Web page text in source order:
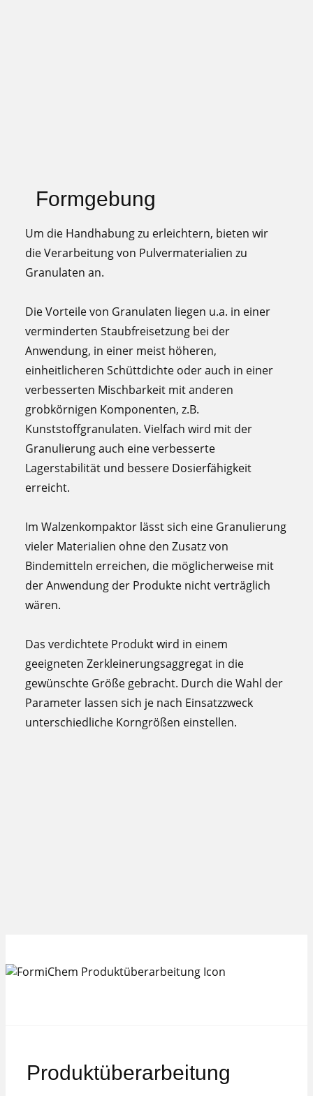
Formgebung
Um die Handhabung zu erleichtern, bieten wir
die Verarbeitung von Pulvermaterialien zu
Granulaten an.
Die Vorteile von Granulaten liegen u.a. in einer
verminderten Staubfreisetzung bei der
Anwendung, in einer meist höheren,
einheitlicheren Schüttdichte oder auch in einer
verbesserten Mischbarkeit mit anderen
grobkörnigen Komponenten, z.B.
Kunststoffgranulaten. Vielfach wird mit der
Granulierung auch eine verbesserte
Lagerstabilität und bessere Dosierfähigkeit
erreicht.
Im Walzenkompaktor lässt sich eine Granulierung
vieler Materialien ohne den Zusatz von
Bindemitteln erreichen, die möglicherweise mit
der Anwendung der Produkte nicht verträglich
wären.
Das verdichtete Produkt wird in einem
geeigneten Zerkleinerungsaggregat in die
gewünschte Größe gebracht. Durch die Wahl der
Parameter lassen sich je nach Einsatzzweck
unterschiedliche Korngrößen einstellen.
Produktüberarbeitung